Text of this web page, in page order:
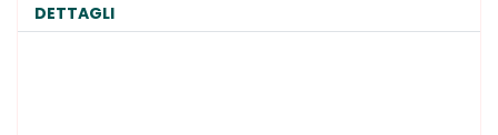
DETTAGLI